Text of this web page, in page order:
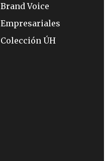
Brand Voice
Empresariales
Colección ÚH